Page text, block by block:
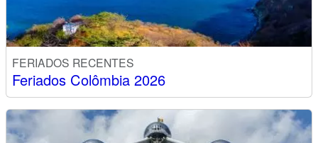
FERIADOS RECENTES
Feriados Colômbia 2026